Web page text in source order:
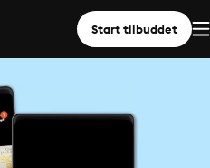
Start tilbuddet